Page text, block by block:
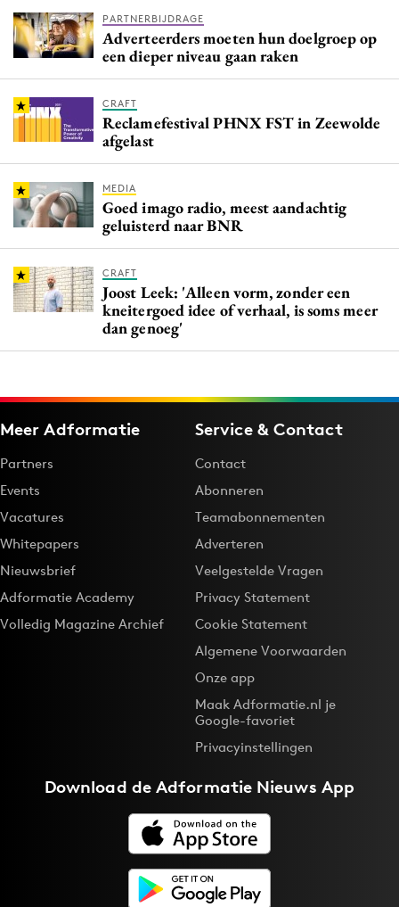
PARTNERBIJDRAGE
Adverteerders moeten hun doelgroep op
een dieper niveau gaan raken
CRAFT
Reclamefestival PHNX FST in Zeewolde
afgelast
MEDIA
Goed imago radio, meest aandachtig
geluisterd naar BNR
CRAFT
Joost Leek: 'Alleen vorm, zonder een
kneitergoed idee of verhaal, is soms meer
dan genoeg'
Meer Adformatie
Partners
Events
Vacatures
Whitepapers
Nieuwsbrief
Adformatie Academy
Volledig Magazine Archief
Service & Contact
Contact
Abonneren
Teamabonnementen
Adverteren
Veelgestelde Vragen
Privacy Statement
Cookie Statement
Algemene Voorwaarden
Onze app
Maak Adformatie.nl je
Google-favoriet
Privacyinstellingen
Download deAdformatie Nieuws App